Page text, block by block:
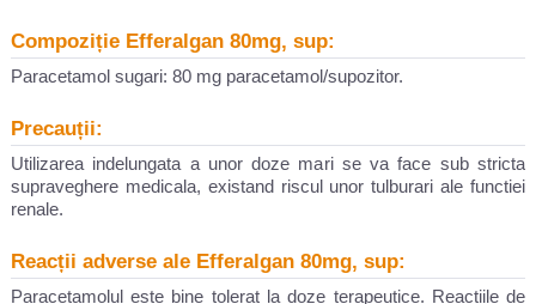
Compoziție Efferalgan 80mg, sup:
Paracetamol sugari: 80 mg paracetamol/supozitor.
Precauții:
Utilizarea indelungata a unor doze mari se va face sub stricta
supraveghere medicala, existand riscul unor tulburari ale functiei
renale.
Reacții adverse ale Efferalgan 80mg, sup:
Paracetamolul este bine tolerat la doze terapeutice. Reactiile de